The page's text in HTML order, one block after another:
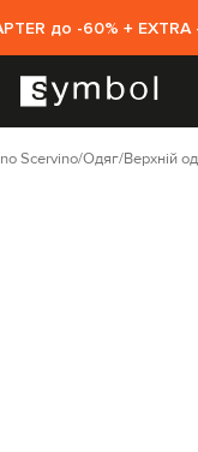
до -60% + EXTRA
Scervino Одяг Верхній